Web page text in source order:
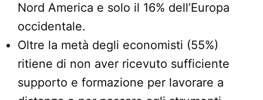
Nord America e solo il 16% dell’Europa
occidentale.
Oltre la metà degli economisti (55%)
ritiene di non aver ricevuto sufficiente
supporto e formazione per lavorare a